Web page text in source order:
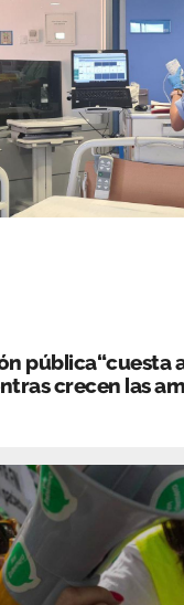
pública“cuesta
crecen las